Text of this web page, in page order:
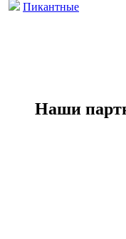
Пикантные
Наши